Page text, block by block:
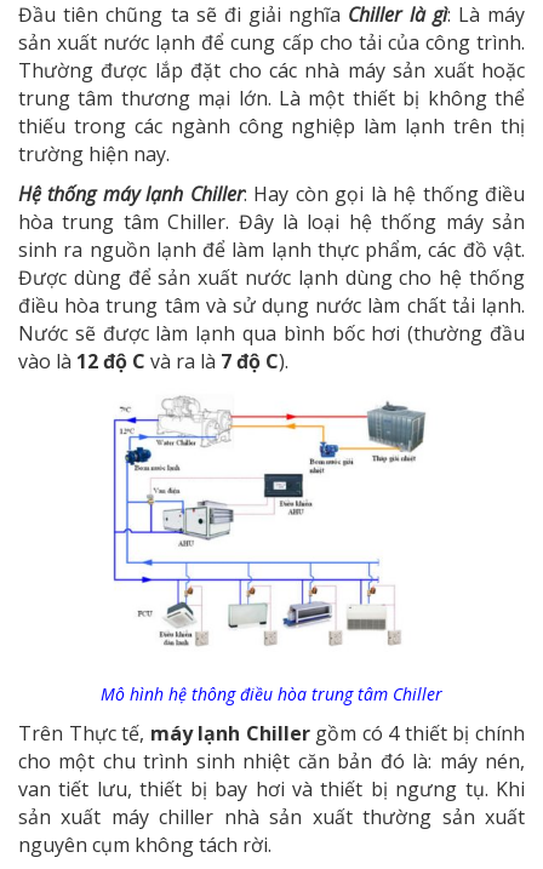
Đầu tiên chũng ta sẽ đi giải nghĩa Chiller là gì: Là máy
sản xuất nước lạnh để cung cấp cho tải của công trình.
Thường được lắp đặt cho các nhà máy sản xuất hoặc
trung tâm thương mại lớn. Là một thiết bị không thể
thiếu trong các ngành công nghiệp làm lạnh trên thị
trường hiện nay.
Hệ thống máy lạnh Chiller: Hay còn gọi là hệ thống điều
hòa trung tâm Chiller. Đây là loại hệ thống máy sản
sinh ra nguồn lạnh để làm lạnh thực phẩm, các đồ vật.
Được dùng để sản xuất nước lạnh dùng cho hệ thống
điều hòa trung tâm và sử dụng nước làm chất tải lạnh.
Nước sẽ được làm lạnh qua bình bốc hơi (thường đầu
vào là 12 độ C và ra là 7 độ C).
Mô hình hệ thông điều hòa trung tâm Chiller
Trên Thực tế, máy lạnh Chillergồm có 4 thiết bị chính
cho một chu trình sinh nhiệt căn bản đó là: máy nén,
van tiết lưu, thiết bị bay hơi và thiết bị ngưng tụ. Khi
sản xuất máy chiller nhà sản xuất thường sản xuất
nguyên cụm không tách rời.